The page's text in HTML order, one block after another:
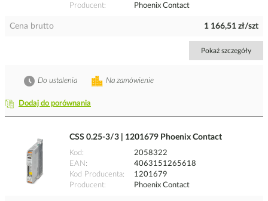
Producent
Phoenix Contact
Cena brutto 1 166,51 zł/szt
Pokaż szczegóły
Dodaj do porównania
Na zamówienie
Do ustalenia
CSS 0.25-3/3 | 1201679 Phoenix Contact
Kod
2058322
EAN
4063151265618
Kod Producenta
1201679
Producent
Phoenix Contact